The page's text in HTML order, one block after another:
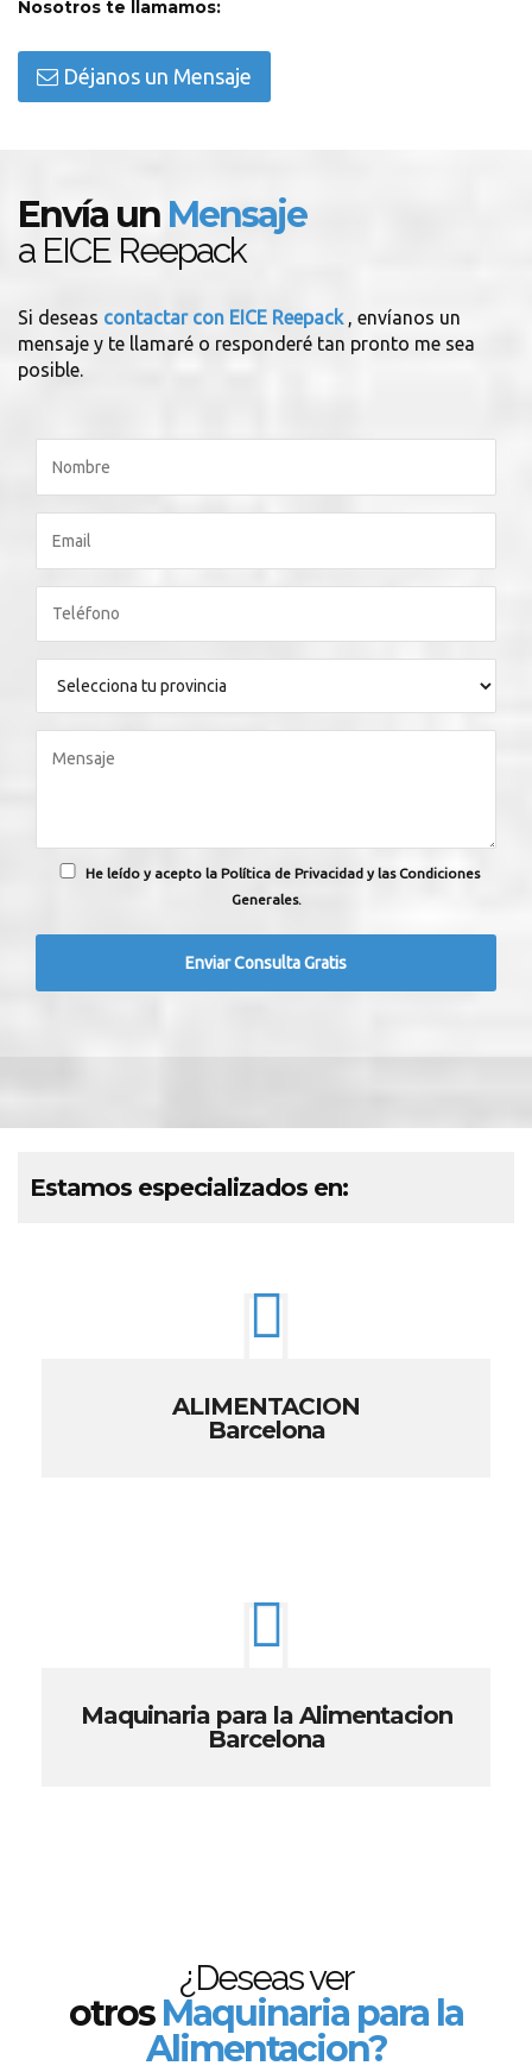
Nosotros te llamamos:
Déjanos un Mensaje
Envía un Mensaje
a EICE Reepack
Si deseas contactar con EICE Reepack , envíanos un
mensaje y te llamaré o responderé tan pronto me sea
posible.
He leído y acepto la Política de Privacidad y las Condiciones
Generales.
Estamos especializados en:
ALIMENTACION
Barcelona
Maquinaria para la Alimentacion
Barcelona
¿Deseas ver
otrosMaquinaria para la
Alimentacion?